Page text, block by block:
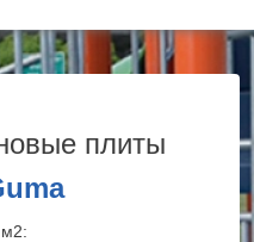
плиты